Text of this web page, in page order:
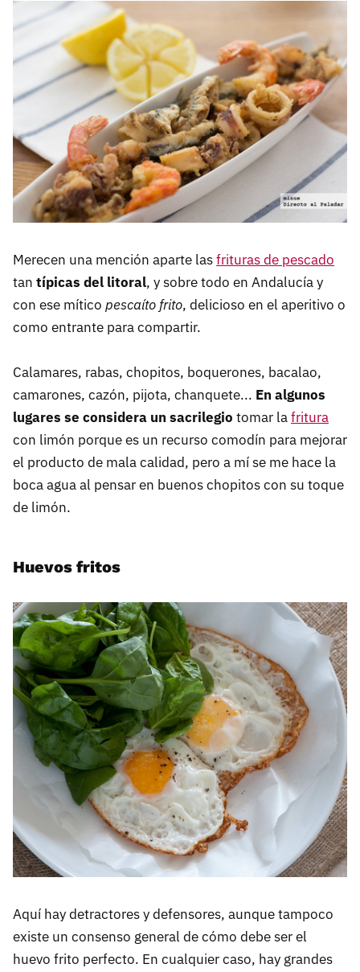
Merecen una mención aparte lasfrituras de pescado
tan típicas del litoral, y sobre todo en Andalucía y
con ese mítico pescaíto frito, delicioso en el aperitivo o
como entrante para compartir.
Calamares, rabas, chopitos, boquerones, bacalao,
camarones, cazón, pijota, chanquete... En algunos
lugares se considera un sacrilegio tomar lafritura
con limón porque es un recurso comodín para mejorar
el producto de mala calidad, pero a mí se me hace la
boca agua al pensar en buenos chopitos con su toque
de limón.
Huevos fritos
Aquí hay detractores y defensores, aunque tampoco
existe un consenso general de cómo debe ser el
huevo frito perfecto. En cualquier caso, hay grandes